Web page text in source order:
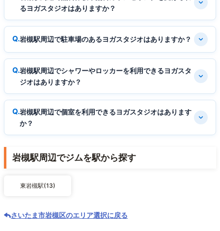
るヨガスタジオはありますか？
岩槻駅周辺で駐車場のあるヨガスタジオはありますか？
岩槻駅周辺でシャワーやロッカーを利用できるヨガスタ
ジオはありますか？
岩槻駅周辺で個室を利用できるヨガスタジオはあります
か？
岩槻駅周辺でジムを駅から探す
東岩槻駅(13)
さいたま市岩槻区のエリア選択に戻る